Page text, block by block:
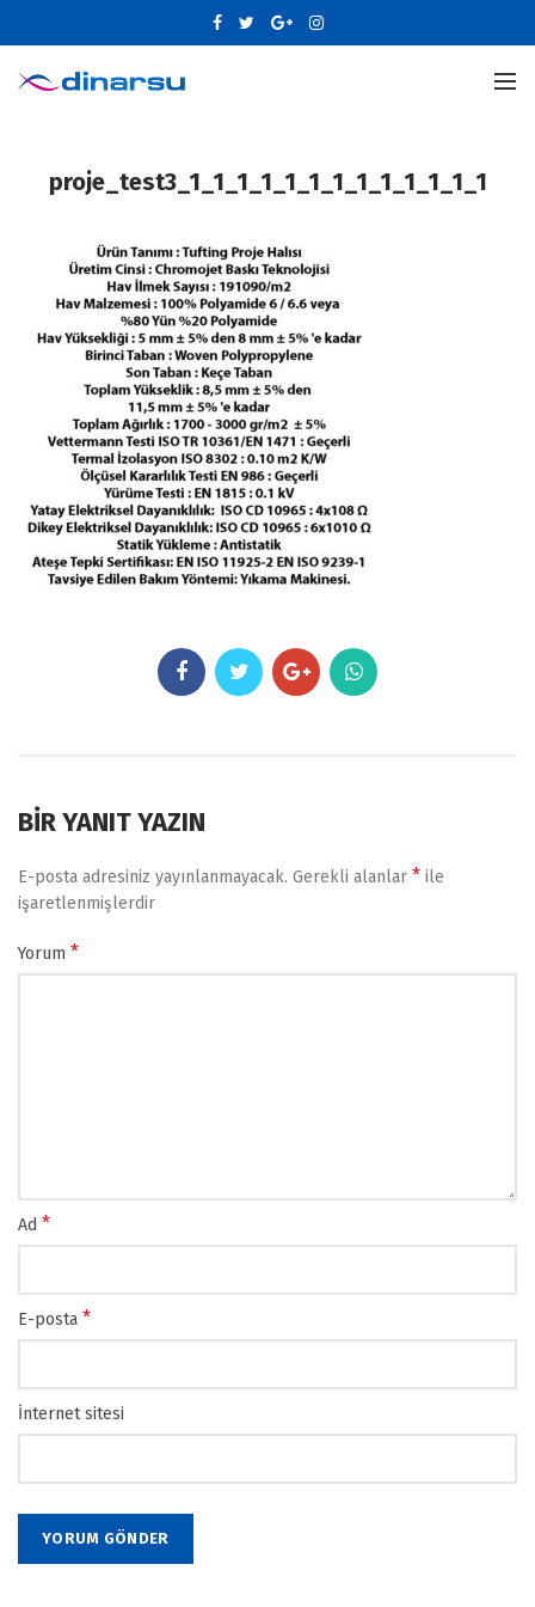
proje_test3_1_1_1_1_1_1_1_1_1_1_1_1_1
BIR YANIT YAZIN
E-posta adresiniz yayınlanmayacak. Gerekli alanlar * ile
işaretlenmişlerdir
Yorum *
Ad *
E-posta *
İnternet sitesi